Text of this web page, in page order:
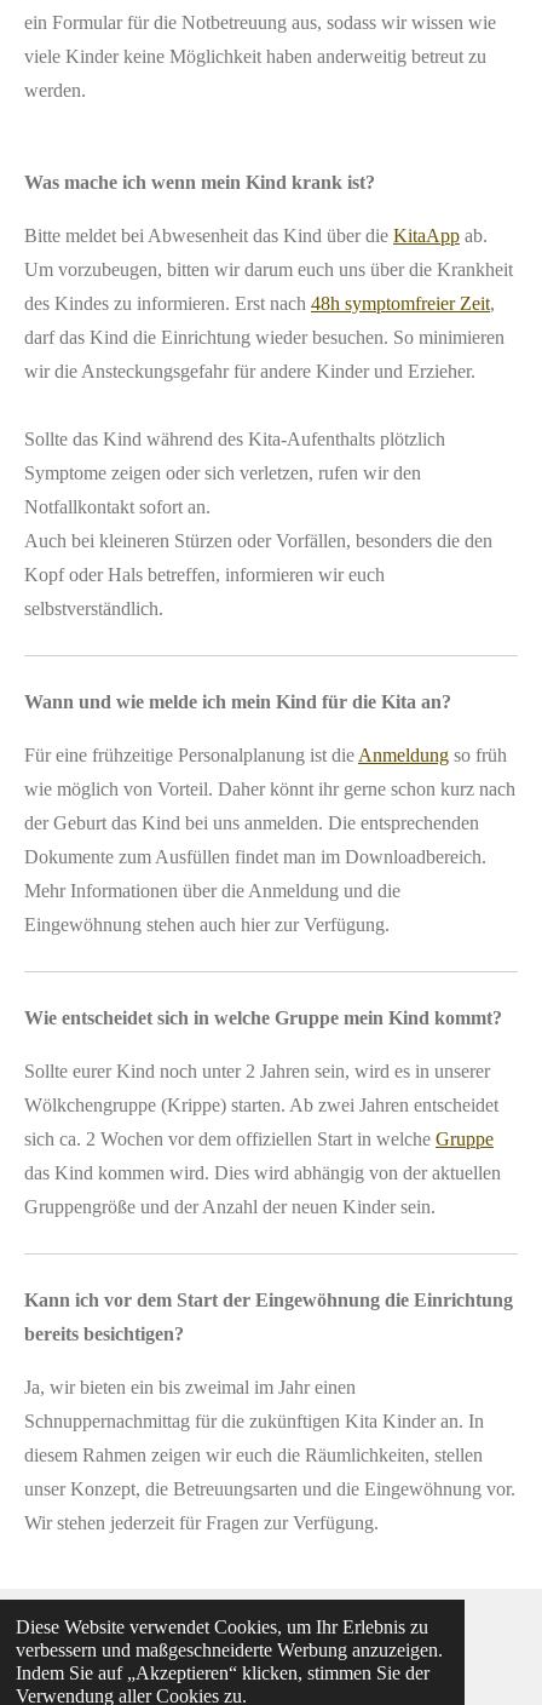
Diese Website verwendet Cookies, um Ihr Erlebnis zu
verbessern und maßgeschneiderte Werbung anzuzeigen.
Indem Sie auf „Akzeptieren“ klicken, stimmen Sie der
Verwendung aller Cookies zu.
ein Formular für die Notbetreuung aus, sodass wir wissen wie
viele Kinder keine Möglichkeit haben anderweitig betreut zu
werden.
Was mache ich wenn mein Kind krank ist?
Bitte meldet bei Abwesenheit das Kind über die KitaApp ab.
Um vorzubeugen, bitten wir darum euch uns über die Krankheit
des Kindes zu informieren. Erst nach 48h symptomfreier Zeit,
darf das Kind die Einrichtung wieder besuchen. So minimieren
wir die Ansteckungsgefahr für andere Kinder und Erzieher.
Sollte das Kind während des Kita-Aufenthalts plötzlich
Symptome zeigen oder sich verletzen, rufen wir den
Notfallkontakt sofort an.
Auch bei kleineren Stürzen oder Vorfällen, besonders die den
Kopf oder Hals betreffen, informieren wir euch
selbstverständlich.
Wann und wie melde ich mein Kind für die Kita an?
Für eine frühzeitige Personalplanung ist die Anmeldung so früh
wie möglich von Vorteil. Daher könnt ihr gerne schon kurz nach
der Geburt das Kind bei uns anmelden. Die entsprechenden
Dokumente zum Ausfüllen findet man im Downloadbereich.
Mehr Informationen über die Anmeldung und die
Eingewöhnung stehen auch hier zur Verfügung.
Wie entscheidet sich in welche Gruppe mein Kind kommt?
Sollte eurer Kind noch unter 2 Jahren sein, wird es in unserer
Wölkchengruppe (Krippe) starten. Ab zwei Jahren entscheidet
sich ca. 2 Wochen vor dem offiziellen Start in welche Gruppe
das Kind kommen wird. Dies wird abhängig von der aktuellen
Gruppengröße und der Anzahl der neuen Kinder sein.
Kann ich vor dem Start der Eingewöhnung die Einrichtung
bereits besichtigen?
Ja, wir bieten ein bis zweimal im Jahr einen
Schnuppernachmittag für die zukünftigen Kita Kinder an. In
diesem Rahmen zeigen wir euch die Räumlichkeiten, stellen
unser Konzept, die Betreuungsarten und die Eingewöhnung vor.
Wir stehen jederzeit für Fragen zur Verfügung.
IMPRESSUM DATENSCHUTZ© 2026 Kita
Kunterbunt Simmertal